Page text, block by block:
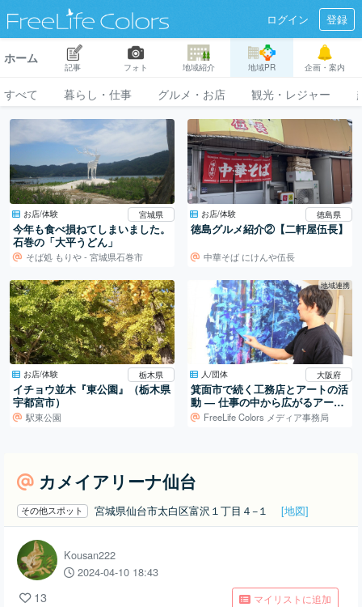
ログイン 登録
ホーム
記事 フォト 地域紹介 地域PR 企画・案内
すべて 暮らし・仕事 グルメ・お店 観光・レジャー
お店/体験 宮城県
今年も食べ損ねてしまいました。
石巻の「大平うどん」
そば処 もりや - 宮城県石巻市
お店/体験 徳島県
徳島グルメ紹介②【二軒屋伍長】
中華そば にけんや伍長
お店/体験 栃木県
イチョウ並木『東公園』（栃木県
宇都宮市）
駅東公園
地域連携
人/団体 大阪府
箕面市で続く工務店とアートの活
動 ― 仕事の中から広がるアート
制作FreeLife Colors メディア事務局
カメイアリーナ仙台
その他スポット 宮城県仙台市太白区富沢１丁目４−１ [地図]
Kousan222
2024-04-10 18:43
13
マイリストに追加